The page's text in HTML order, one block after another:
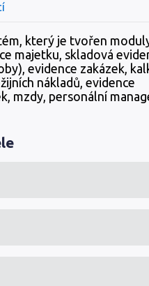
který je tvořen
majetku, skladová
evidence zakázek,
nákladů, evidence
mzdy, personální